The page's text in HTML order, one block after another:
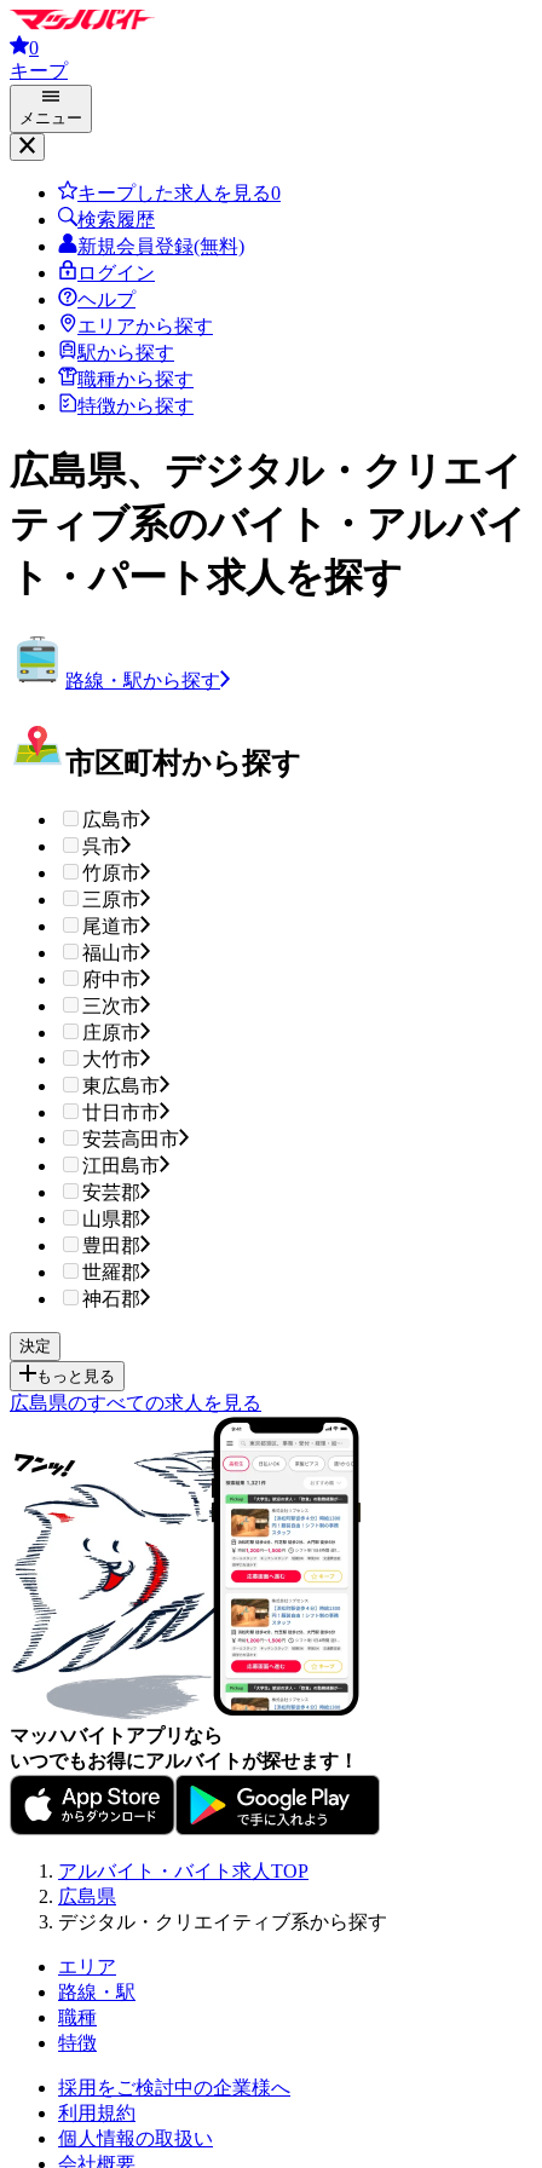
0
キープ
メニュー
キープした求人を見る0
検索履歴
新規会員登録(無料)
ログイン
ヘルプ
エリアから探す
駅から探す
職種から探す
特徴から探す
広島県、デジタル・クリエイ
ティブ系のバイト・アルバイ
ト・パート求人を探す
路線・駅から探す
市区町村から探す
広島市
呉市
竹原市
三原市
尾道市
福山市
府中市
三次市
庄原市
大竹市
東広島市
廿日市市
安芸高田市
江田島市
安芸郡
山県郡
豊田郡
世羅郡
神石郡
もっと見る
広島県のすべての求人を見る
マッハバイトアプリなら
いつでもお得にアルバイトが探せます！
アルバイト・バイト求人TOP
広島県
デジタル・クリエイティブ系から探す
エリア
路線・駅
職種
特徴
採用をご検討中の企業様へ
利用規約
個人情報の取扱い